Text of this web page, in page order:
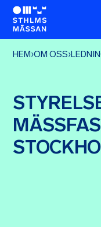
HEM›OM OSS›